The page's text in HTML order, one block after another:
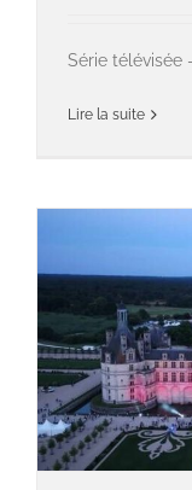
Série télévisée
Lire la suite